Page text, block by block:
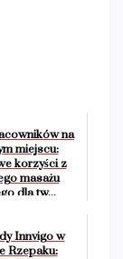
na
miejscu:
korzyści z
masażu
dla tw...
Innvigo w
Rzepaku: